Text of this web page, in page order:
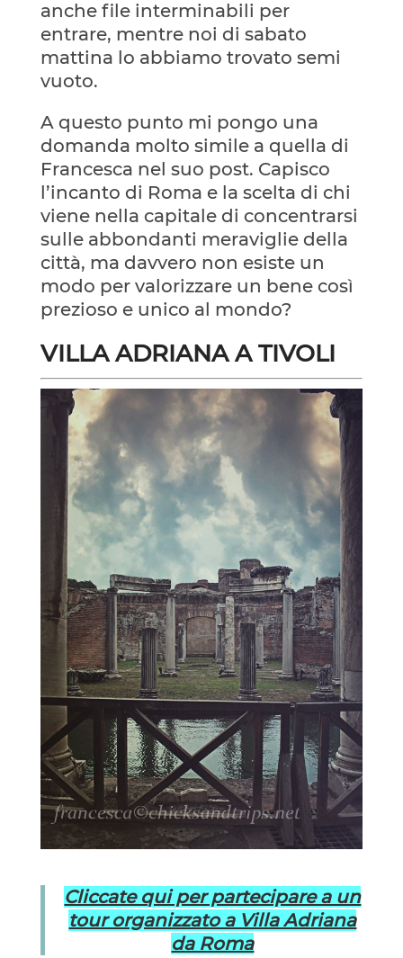
anche file interminabili per
entrare, mentre noi di sabato
mattina lo abbiamo trovato semi
vuoto.
A questo punto mi pongo una
domanda molto simile a quella di
Francesca nel suo post. Capisco
l’incanto di Roma e la scelta di chi
viene nella capitale di concentrarsi
sulle abbondanti meraviglie della
città, ma davvero non esiste un
modo per valorizzare un bene così
prezioso e unico al mondo?
VILLA ADRIANA A TIVOLI
Cliccate qui per partecipare a un
tour organizzato a Villa Adriana
da Roma